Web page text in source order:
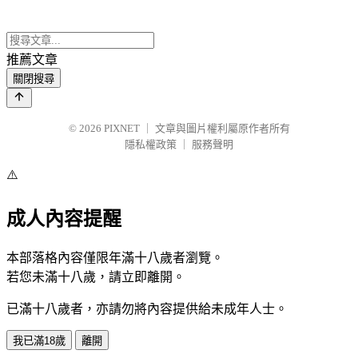
推薦文章
關閉搜尋
© 2026 PIXNET
文章與圖片權利屬原作者所有
隱私權政策
服務聲明
⚠️
成人內容提醒
本部落格內容僅限年滿十八歲者瀏覽。
若您未滿十八歲，請立即離開。
已滿十八歲者，亦請勿將內容提供給未成年人士。
我已滿18歲 離開